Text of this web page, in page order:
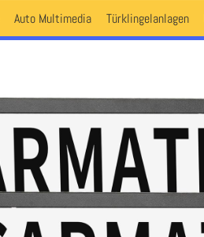
Auto Multimedia Türklingelanlagen